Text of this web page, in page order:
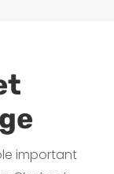
important